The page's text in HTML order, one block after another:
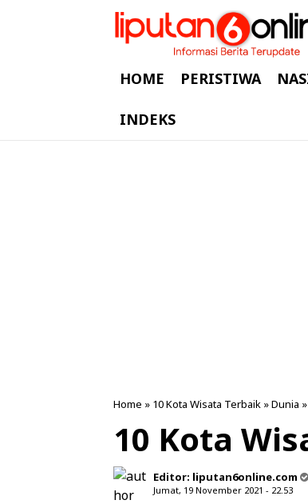
HOME PERISTIWA
INDEKS
Home » 10 Kota Wisata Terbaik »Dunia »
10 Kota
Editor: liputan6online.com
Jumat, 19 November 2021 - 22.53